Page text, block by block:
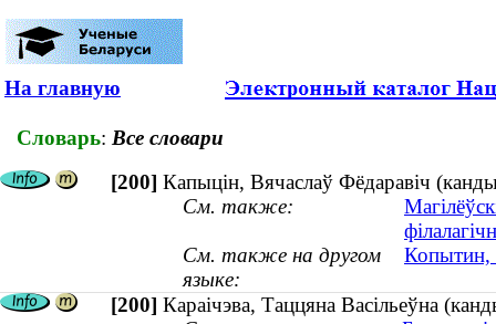
На главную
Словарь: Все словари
[200] Капыцін, Вячаслаў Фёдаравіч
См. также:
См. также на другом
языке:
Копытин,
[200] Караiчэва, Таццяна Васiльеўна